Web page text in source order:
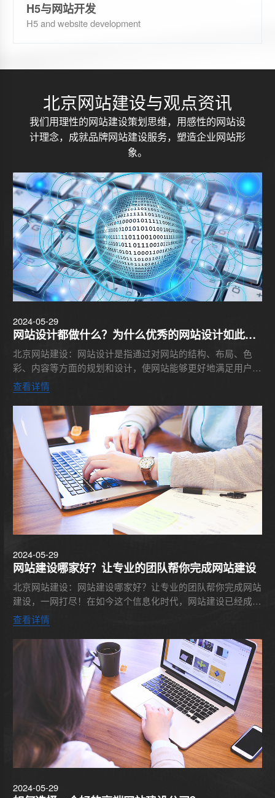
H5与网站开发
H5 and website development
北京网站建设与观点资讯
我们用理性的网站建设策划思维，用感性的网站设
计理念，成就品牌网站建设服务，塑造企业网站形
象。
2024-05-29
网站设计都做什么？为什么优秀的网站设计如此重
要
北京网站建设：网站设计是指通过对网站的结构、布局、色
彩、内容等方面的规划和设计，使网站能够更好地满足用户需
求，提高用户体验，达到网站的预期目标。那么，网站设计做
什么呢？网站设...
查看详情
2024-05-29
网站建设哪家好？让专业的团队帮你完成网站建设
北京网站建设：网站建设哪家好？让专业的团队帮你完成网站
建设，一网打尽！在如今这个信息化时代，网站建设已经成为
了企业发展的必要手段。然而，对于很多企业来说，网站建设
并不是他们的...
查看详情
2024-05-29